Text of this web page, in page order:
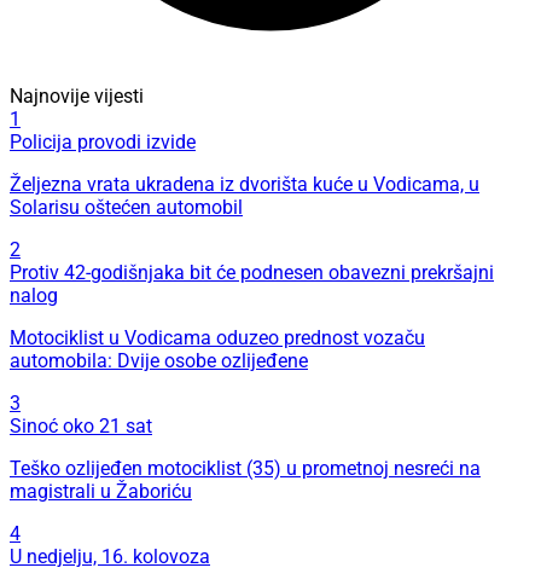
Najnovije vijesti
1
Policija provodi izvide
Željezna vrata ukradena iz dvorišta kuće u Vodicama, u
Solarisu oštećen automobil
2
Protiv 42-godišnjaka bit će podnesen obavezni prekršajni
nalog
Motociklist u Vodicama oduzeo prednost vozaču
automobila: Dvije osobe ozlijeđene
3
Sinoć oko 21 sat
Teško ozlijeđen motociklist (35) u prometnoj nesreći na
magistrali u Žaboriću
4
U nedjelju, 16. kolovoza